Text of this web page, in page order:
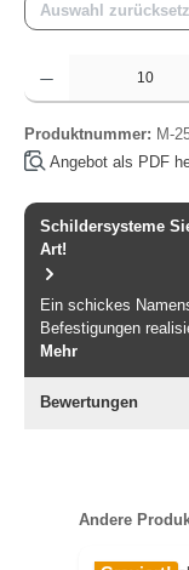
Auswahl
Produktnummer: M-
Angebot als PDF
Schildersysteme
Art!
Ein schickes
Befestigungen
Mehr
Bewertungen
Produktgalerie
Andere